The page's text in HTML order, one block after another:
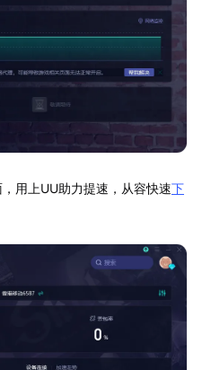
用上UU助力提速，从容快速下